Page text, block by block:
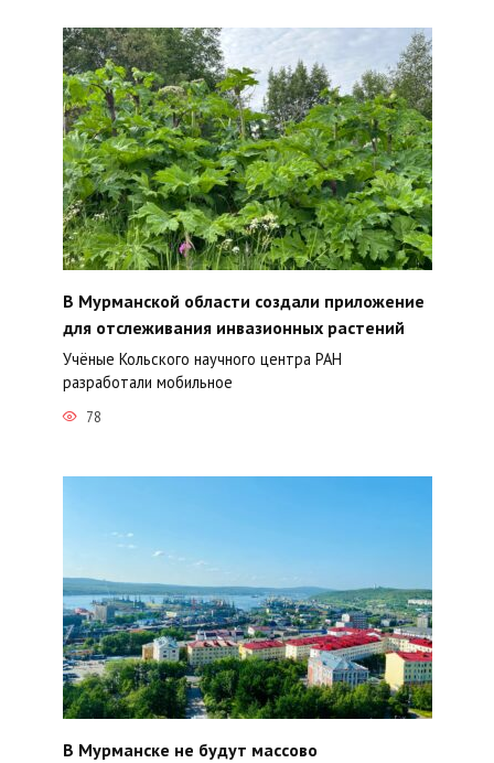
В Мурманской области создали приложение
для отслеживания инвазионных растений
Учёные Кольского научного центра РАН
разработали мобильное
78
В Мурманске не будут массово